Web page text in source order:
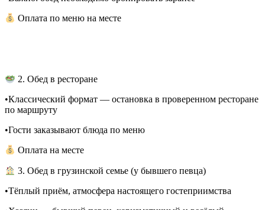
Оплата по меню на месте
2. Обед в ресторане
•Классический формат — остановка в проверенном ресторане
по маршруту
•Гости заказывают блюда по меню
Оплата на месте
3. Обед в грузинской семье (у бывшего певца)
•Тёплый приём, атмосфера настоящего гостеприимства